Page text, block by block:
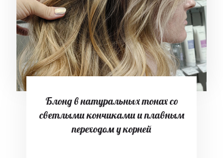
Блонд в натуральных тонах со
светлыми кончиками и плавным
переходом у корней